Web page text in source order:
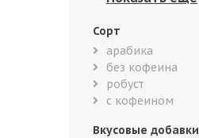
Сорт
арабика
без кофеина
робуст
с кофеином
Вкусовые добавки